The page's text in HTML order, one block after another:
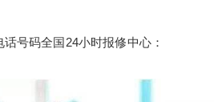
号码全国24小时报修中心：